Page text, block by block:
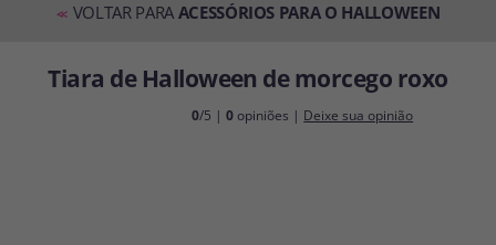
É a minha primeira vez
<< VOLTAR PARA ACESSÓRIOS PARA O HALLOWEEN
Tiara de Halloween de morcego roxo
0/5 |0 opiniões | Deixe sua opinião